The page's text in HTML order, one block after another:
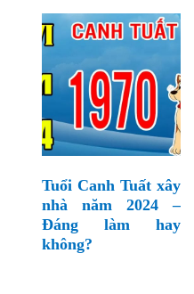
Tuổi Canh Tuất xây
nhà năm 2024 –
Đáng làm hay
không?